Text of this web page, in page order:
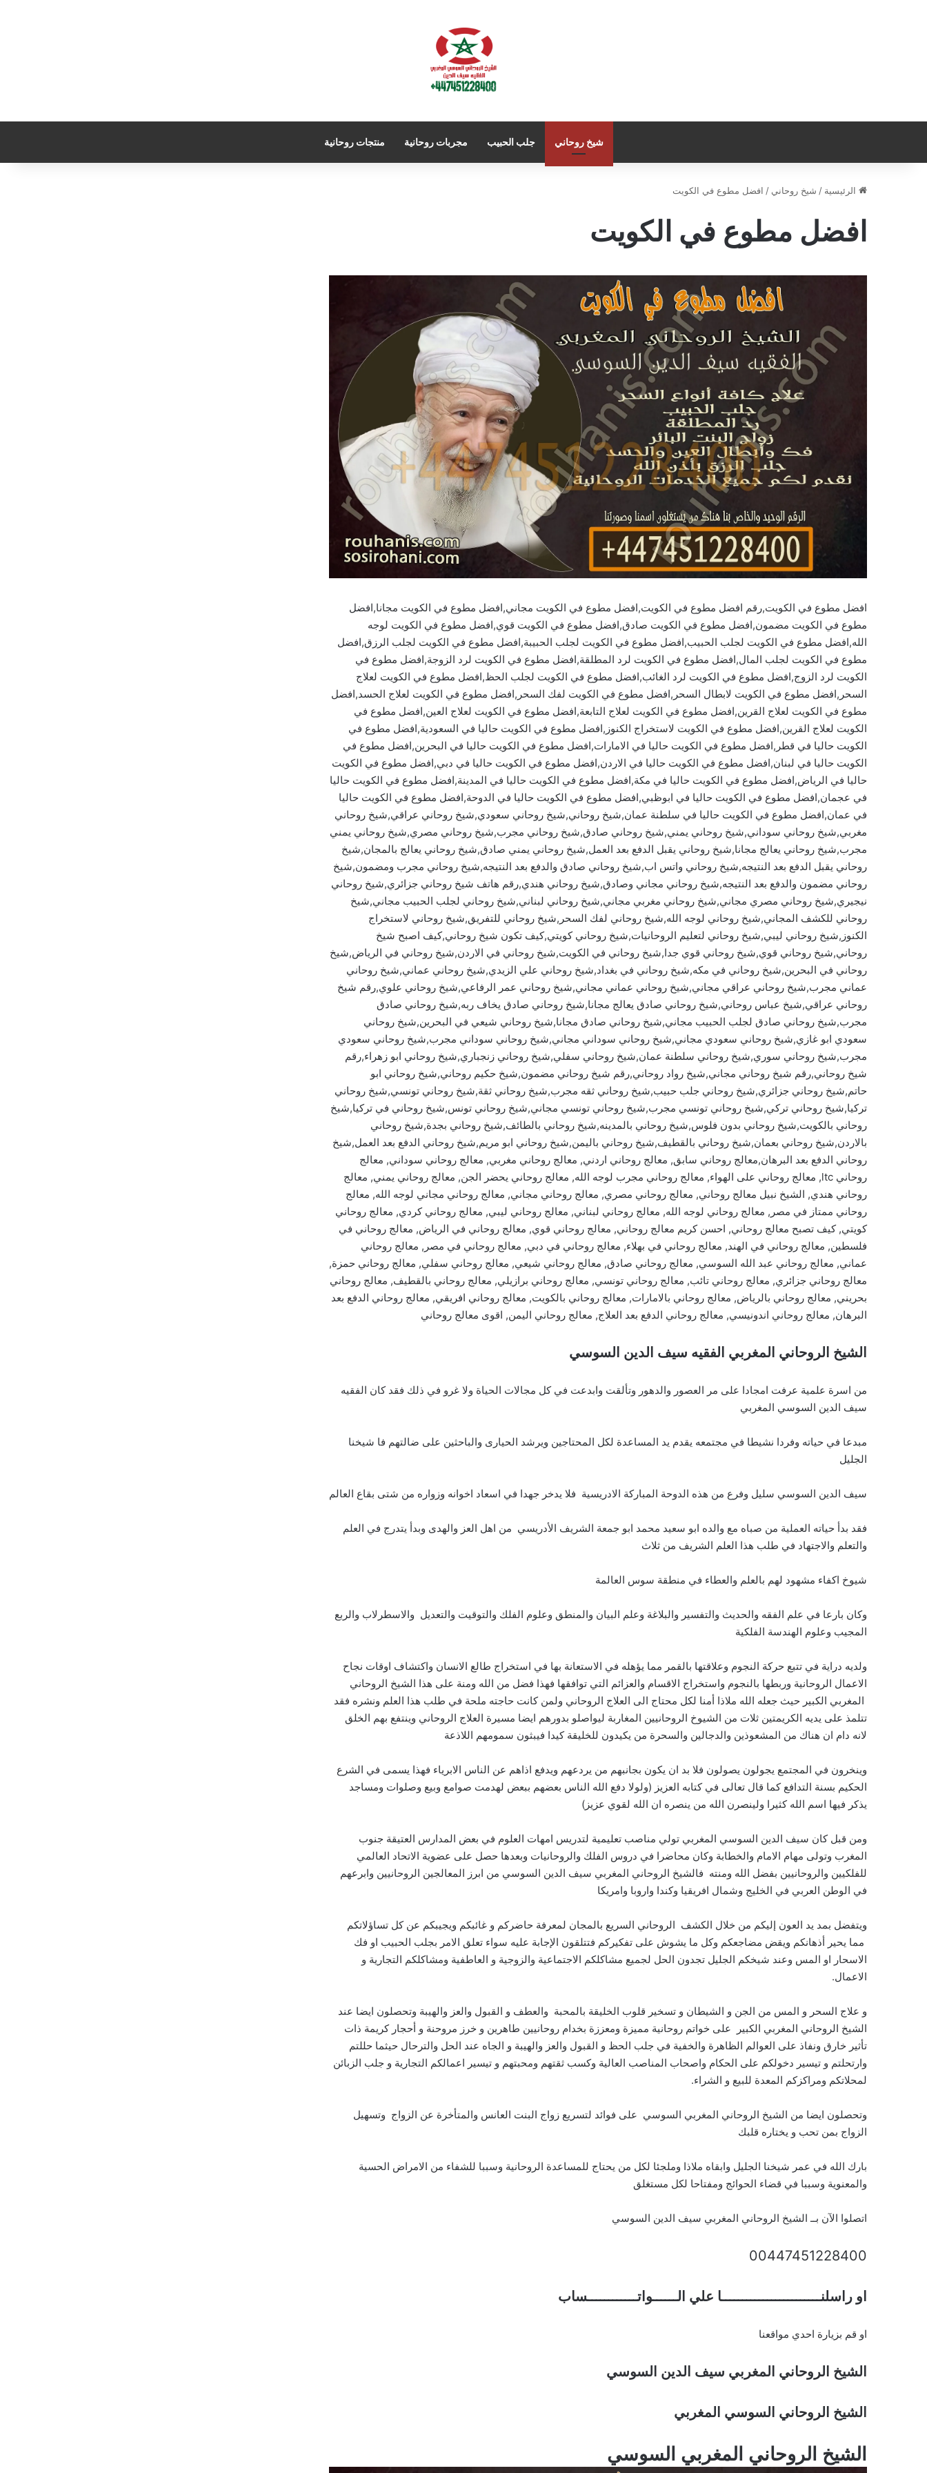
شيخ روحاني جلب الحبيب مجربات روحانية منتجات روحانية
الرئيسية / شيخ روحاني / افضل مطوع في الكويت
افضل مطوع في الكويت
افضل مطوع في الكويت,رقم افضل مطوع في الكويت,افضل مطوع في الكويت مجاني,افضل مطوع في الكويت مجانا,افضل
مطوع في الكويت مضمون,افضل مطوع في الكويت صادق,افضل مطوع في الكويت قوي,افضل مطوع في الكويت لوجه
الله,افضل مطوع في الكويت لجلب الحبيب,افضل مطوع في الكويت لجلب الحبيبة,افضل مطوع في الكويت لجلب الرزق,افضل
مطوع في الكويت لجلب المال,افضل مطوع في الكويت لرد المطلقة,افضل مطوع في الكويت لرد الزوجة,افضل مطوع في
الكويت لرد الزوج,افضل مطوع في الكويت لرد الغائب,افضل مطوع في الكويت لجلب الحظ,افضل مطوع في الكويت لعلاج
السحر,افضل مطوع في الكويت لابطال السحر,افضل مطوع في الكويت لفك السحر,افضل مطوع في الكويت لعلاج الحسد,افضل
مطوع في الكويت لعلاج القرين,افضل مطوع في الكويت لعلاج التابعة,افضل مطوع في الكويت لعلاج العين,افضل مطوع في
الكويت لعلاج القرين,افضل مطوع في الكويت لاستخراج الكنوز,افضل مطوع في الكويت حاليا في السعودية,افضل مطوع في
الكويت حاليا في قطر,افضل مطوع في الكويت حاليا في الامارات,افضل مطوع في الكويت حاليا في البحرين,افضل مطوع في
الكويت حاليا في لبنان,افضل مطوع في الكويت حاليا في الاردن,افضل مطوع في الكويت حاليا في دبي,افضل مطوع في الكويت
حاليا في الرياض,افضل مطوع في الكويت حاليا في مكة,افضل مطوع في الكويت حاليا في المدينة,افضل مطوع في الكويت حاليا
في عجمان,افضل مطوع في الكويت حاليا في ابوظبي,افضل مطوع في الكويت حاليا في الدوحة,افضل مطوع في الكويت حاليا
في عمان,افضل مطوع في الكويت حاليا في سلطنة عمان,شيخ روحاني,شيخ روحاني سعودي,شيخ روحاني عراقي,شيخ روحاني
مغربي,شيخ روحاني سوداني,شيخ روحاني يمني,شيخ روحاني صادق,شيخ روحاني مجرب,شيخ روحاني مصري,شيخ روحاني يمني
مجرب,شيخ روحاني يعالج مجانا,شيخ روحاني يقبل الدفع بعد العمل,شيخ روحاني يمني صادق,شيخ روحاني يعالج بالمجان,شيخ
روحاني يقبل الدفع بعد النتيجه,شيخ روحاني واتس اب,شيخ روحاني صادق والدفع بعد النتيجه,شيخ روحاني مجرب ومضمون,شيخ
روحاني مضمون والدفع بعد النتيجه,شيخ روحاني مجاني وصادق,شيخ روحاني هندي,رقم هاتف شيخ روحاني جزائري,شيخ روحاني
نيجيري,شيخ روحاني مصري مجاني,شيخ روحاني مغربي مجاني,شيخ روحاني لبناني,شيخ روحاني لجلب الحبيب مجاني,شيخ
روحاني للكشف المجاني,شيخ روحاني لوجه الله,شيخ روحاني لفك السحر,شيخ روحاني للتفريق,شيخ روحاني لاستخراج
الكنوز,شيخ روحاني ليبي,شيخ روحاني لتعليم الروحانيات,شيخ روحاني كويتي,كيف تكون شيخ روحاني,كيف اصبح شيخ
روحاني,شيخ روحاني قوي,شيخ روحاني قوي جدا,شيخ روحاني في الكويت,شيخ روحاني في الاردن,شيخ روحاني في الرياض,شيخ
روحاني في البحرين,شيخ روحاني في مكه,شيخ روحاني في بغداد,شيخ روحاني علي الزيدي,شيخ روحاني عماني,شيخ روحاني
عماني مجرب,شيخ روحاني عراقي مجاني,شيخ روحاني عماني مجاني,شيخ روحاني عمر الرفاعي,شيخ روحاني علوي,رقم شيخ
روحاني عراقي,شيخ عباس روحاني,شيخ روحاني صادق يعالج مجانا,شيخ روحاني صادق يخاف ربه,شيخ روحاني صادق
مجرب,شيخ روحاني صادق لجلب الحبيب مجاني,شيخ روحاني صادق مجانا,شيخ روحاني شيعي في البحرين,شيخ روحاني
سعودي ابو غازي,شيخ روحاني سعودي مجاني,شيخ روحاني سوداني مجاني,شيخ روحاني سوداني مجرب,شيخ روحاني سعودي
مجرب,شيخ روحاني سوري,شيخ روحاني سلطنة عمان,شيخ روحاني سفلي,شيخ روحاني زنجباري,شيخ روحاني ابو زهراء,رقم
شيخ روحاني,رقم شيخ روحاني مجاني,شيخ رواد روحاني,رقم شيخ روحاني مضمون,شيخ حكيم روحاني,شيخ روحاني ابو
حاتم,شيخ روحاني جزائري,شيخ روحاني جلب حبيب,شيخ روحاني ثقه مجرب,شيخ روحاني ثقة,شيخ روحاني تونسي,شيخ روحاني
تركيا,شيخ روحاني تركي,شيخ روحاني تونسي مجرب,شيخ روحاني تونسي مجاني,شيخ روحاني تونس,شيخ روحاني في تركيا,شيخ
روحاني بالكويت,شيخ روحاني بدون فلوس,شيخ روحاني بالمدينه,شيخ روحاني بالطائف,شيخ روحاني بجدة,شيخ روحاني
بالاردن,شيخ روحاني بعمان,شيخ روحاني بالقطيف,شيخ روحاني باليمن,شيخ روحاني ابو مريم,شيخ روحاني الدفع بعد العمل,شيخ
روحاني الدفع بعد البرهان,معالج روحاني سابق, معالج روحاني اردني, معالج روحاني مغربي, معالج روحاني سوداني, معالج
روحاني ltc, معالج روحاني على الهواء, معالج روحاني مجرب لوجه الله, معالج روحاني يحضر الجن, معالج روحاني يمني, معالج
روحاني هندي, الشيخ نبيل معالج روحاني, معالج روحاني مصري, معالج روحاني مجاني, معالج روحاني مجاني لوجه الله, معالج
روحاني ممتاز في مصر, معالج روحاني لوجه الله, معالج روحاني لبناني, معالج روحاني ليبي, معالج روحاني كردي, معالج روحاني
كويتي, كيف تصبح معالج روحاني, احسن كريم معالج روحاني, معالج روحاني قوي, معالج روحاني في الرياض, معالج روحاني في
فلسطين, معالج روحاني في الهند, معالج روحاني في بهلاء, معالج روحاني في دبي, معالج روحاني في مصر, معالج روحاني
عماني, معالج روحاني عبد الله السوسي, معالج روحاني صادق, معالج روحاني شيعي, معالج روحاني سفلي, معالج روحاني حمزة,
معالج روحاني جزائري, معالج روحاني تائب, معالج روحاني تونسي, معالج روحاني برازيلي, معالج روحاني بالقطيف, معالج روحاني
بحريني, معالج روحاني بالرياض, معالج روحاني بالامارات, معالج روحاني بالكويت, معالج روحاني افريقي, معالج روحاني الدفع بعد
البرهان, معالج روحاني اندونيسي, معالج روحاني الدفع بعد العلاج, معالج روحاني اليمن, اقوى معالج روحاني
الشيخ الروحاني المغربي الفقيه سيف الدين السوسي
من اسرة علمية عرفت امجادا على مر العصور والدهور وتألقت وابدعت في كل مجالات الحياة ولا غرو في ذلك فقد كان الفقيه
سيف الدين السوسي المغربي
مبدعا في حياته وفردا نشيطا في مجتمعه يقدم يد المساعدة لكل المحتاجين ويرشد الحيارى والباحثين على ضالتهم فا شيخنا
الجليل
سيف الدين السوسي سليل وفرع من هذه الدوحة المباركة الادريسية فلا يدخر جهدا في اسعاد اخوانه وزواره من شتى بقاع العالم
فقد بدأ حياته العملية من صباه مع والده ابو سعيد محمد ابو جمعة الشريف الأدريسي من اهل العز والهدى وبدأ يتدرج في العلم
والتعلم والاجتهاد في طلب هذا العلم الشريف من ثلاث
شيوخ اكفاء مشهود لهم بالعلم والعطاء في منطقة سوس العالمة
وكان بارعا في علم الفقه والحديث والتفسير والبلاغة وعلم البيان والمنطق وعلوم الفلك والتوقيت والتعديل والاسطرلاب والربع
المجيب وعلوم الهندسة الفلكية
ولديه دراية في تتبع حركة النجوم وعلاقتها بالقمر مما يؤهله في الاستعانة بها في استخراج طالع الانسان واكتشاف اوقات نجاح
الاعمال الروحانية وربطها بالنجوم واستخراج الاقسام والعزائم التي توافقها فهذا فضل من الله ومنة على هذا الشيخ الروحاني
المغربي الكبير حيث جعله الله ملاذا أمنا لكل محتاج الى العلاج الروحاني ولمن كانت حاجته ملحة في طلب هذا العلم ونشره فقد
تتلمذ على يديه الكريمتين ثلات من الشيوخ الروحانيين المغاربة ليواصلو بدورهم ايضا مسيرة العلاج الروحاني وينتفع بهم الخلق
لانه دام ان هناك من المشعوذين والدجالين والسحرة من يكيدون للخليقة كيدا فيبثون سمومهم اللاذعة
وينخرون في المجتمع يجولون يصولون فلا بد ان يكون بجانبهم من يردعهم ويدفع اذاهم عن الناس الابرياء فهذا يسمى في الشرع
الحكيم بسنة التدافع كما قال تعالى في كتابه العزيز (ولولا دفع الله الناس بعضهم ببعض لهدمت صوامع وبيع وصلوات ومساجد
يذكر فيها اسم الله كثيرا ولينصرن الله من ينصره ان الله لقوي عزيز)
ومن قبل كان سيف الدين السوسي المغربي تولي مناصب تعليمية لتدريس امهات العلوم في بعض المدارس العتيقة جنوب
المغرب وتولى مهام الامام والخطابة وكان محاضرا في دروس الفلك والروحانيات وبعدها حصل على عضوية الاتحاد العالمي
للفلكيين والروحانيين بفضل الله ومنته فالشيخ الروحاني المغربي سيف الدين السوسي من ابرز المعالجين الروحانيين وابرعهم
في الوطن العربي في الخليج وشمال افريقيا وكندا واروبا وامريكا
ويتفضل بمد يد العون إليكم من خلال الكشف الروحاني السريع بالمجان لمعرفة حاضركم و غائبكم ويجيبكم عن كل تساؤلاتكم
مما يحير أذهانكم ويقض مضاجعكم وكل ما يشوش على تفكيركم فتتلقون الإجابة عليه سواء تعلق الامر بجلب الحبيب او فك
الاسحار او المس وعند شيخكم الجليل تجدون الحل لجميع مشاكلكم الاجتماعية والزوجية و العاطفية ومشاكلكم التجارية و
الاعمال.
و علاج السحر و المس من الجن و الشيطان و تسخير قلوب الخليقة بالمحبة والعطف و القبول والعز والهيبة وتحصلون ايضا عند
الشيخ الروحاني المغربي الكبير على خواتم روحانية مميزة ومعززة بخدام روحانيين طاهرين و خرز مروحنة و أحجار كريمة ذات
تأثير خارق ونفاذ على العوالم الظاهرة والخفية في جلب الحظ و القبول والعز والهيبة و الجاه عند الحل والترحال حيثما حللتم
وارتحلتم و تيسير دخولكم على الحكام واصحاب المناصب العالية وكسب ثقتهم ومحبتهم و تيسير اعمالكم التجارية و جلب الزبائن
لمحلاتكم ومراكزكم المعدة للبيع و الشراء.
وتحصلون ايضا من الشيخ الروحاني المغربي السوسي على فوائد لتسريع زواج البنت العانس والمتأخرة عن الزواج وتسهيل
الزواج بمن تحب و يختاره قلبك
بارك الله في عمر شيخنا الجليل وابقاه ملاذا وملجئا لكل من يحتاج للمساعدة الروحانية وسببا للشفاء من الامراض الحسية
والمعنوية وسببا في قضاء الحوائج ومفتاحا لكل مستغلق
اتصلوا الآن بــ الشيخ الروحاني المغربي سيف الدين السوسي
00447451228400
او راسلنــــــــــــــــــــــــا علي الــــــواتــــــــــــساب
او قم بزيارة احدي مواقعنا
الشيخ الروحاني المغربي سيف الدين السوسي
الشيخ الروحاني السوسي المغربي
الشيخ الروحاني المغربي السوسي